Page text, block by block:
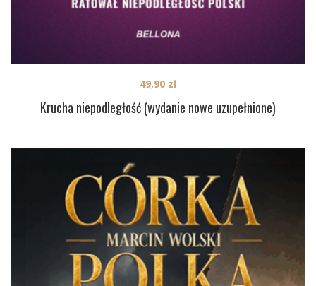
Krucha niepodległość (wydanie nowe uzupełnione)
49,90 zł